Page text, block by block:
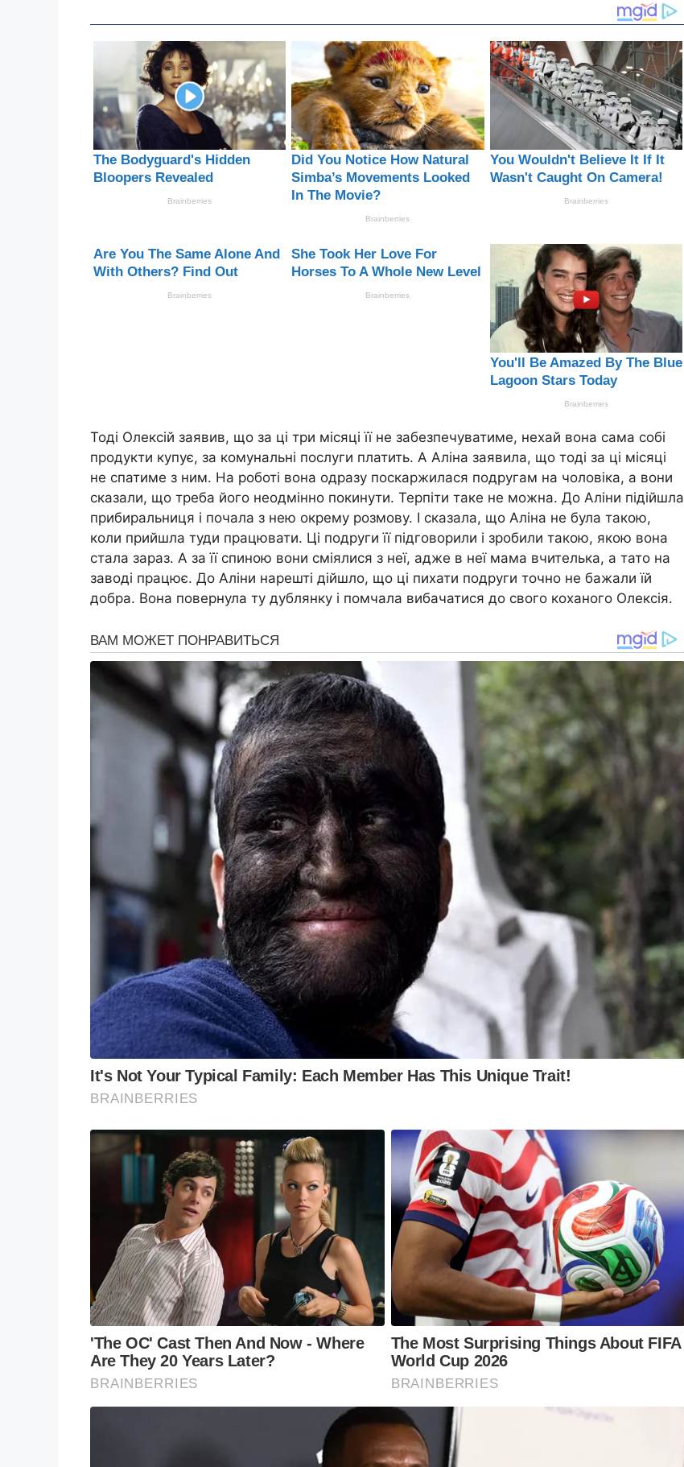
Тоді Олексій заявив, що за ці три місяці її не забезпечуватиме, нехай вона сама собі
продукти купує, за комунальні послуги платить. А Аліна заявила, що тоді за ці місяці
не спатиме з ним. На роботі вона одразу поскаржилася подругам на чоловіка, а вони
сказали, що треба його неодмінно покинути. Терпіти таке не можна. До Аліни підійшла
прибиральниця і почала з нею окрему розмову. І сказала, що Аліна не була такою,
коли прийшла туди працювати. Ці подруги її підговорили і зробили такою, якою вона
стала зараз. А за її спиною вони сміялися з неї, адже в неї мама вчителька, а тато на
заводі працює. До Аліни нарешті дійшло, що ці пихати подруги точно не бажали їй
добра. Вона повернула ту дублянку і помчала вибачатися до свого коханого Олексія.